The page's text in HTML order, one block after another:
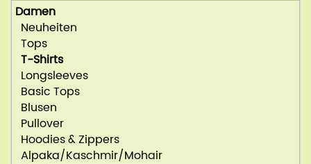
Damen
Neuheiten
Tops
T-Shirts
Longsleeves
Basic Tops
Blusen
Pullover
Hoodies & Zippers
Alpaka/Kaschmir/Mohair